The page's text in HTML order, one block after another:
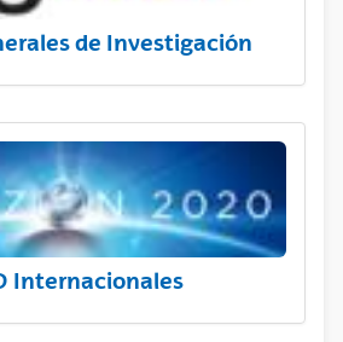
de Investigación
Internacionales